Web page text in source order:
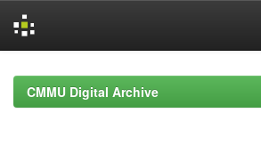
navigationCMMU Digital Archive